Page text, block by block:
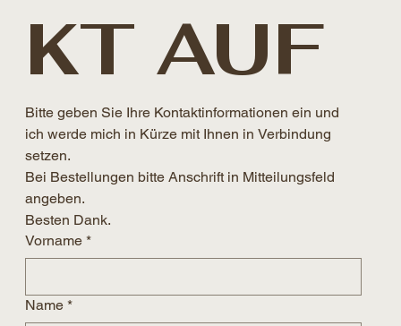
KT AUF
Bitte geben Sie Ihre Kontaktinformationen ein und
ich werde mich in Kürze mit Ihnen in Verbindung
Bei Bestellungen bitte Anschrift in Mitteilungsfeld
angeben.
Besten Dank.
Vorname *
Name *